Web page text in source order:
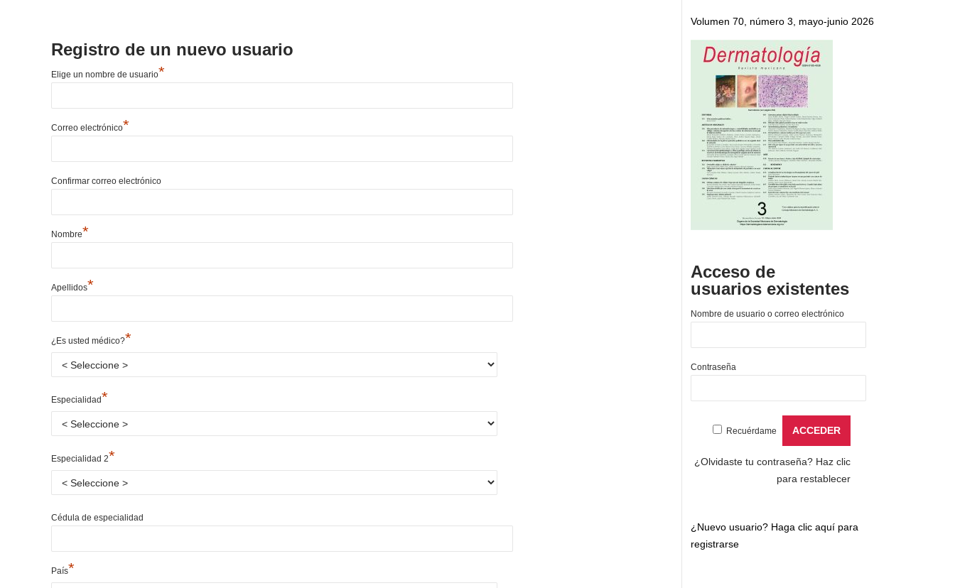
Registro de un nuevo usuario
Elige un nombre de usuario*
Correo electrónico*
Confirmar correo electrónico
Nombre*
Apellidos*
¿Es usted médico?*
Especialidad*
Especialidad 2*
Cédula de especialidad
País*
Volumen 70, número 3, mayo-junio 2026
Acceso de
usuarios existentes
Nombre de usuario o correo electrónico
Contraseña
Recuérdame
¿Olvidaste tu contraseña? Haz clic
para restablecer
¿Nuevo usuario? Haga clic aquí para
registrarse